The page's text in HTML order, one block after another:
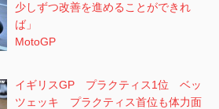
少しずつ改善を進めることができれ
ば」
MotoGP
イギリスGP プラクティス1位 ベッ
ツェッキ プラクティス首位も体力面